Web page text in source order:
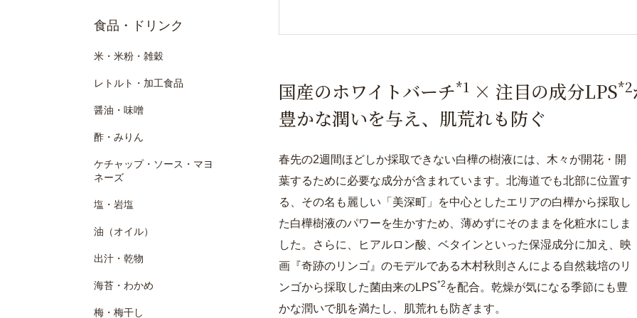
食品・ドリンク
米・米粉・雑穀
レトルト・加工食品
醤油・味噌
酢・みりん
ケチャップ・ソース・マヨ
ネーズ
塩・岩塩
油（オイル）
出汁・乾物
海苔・わかめ
梅・梅干し
国産のホワイトバーチ*1 × 注目の成分LPS*2
豊かな潤いを与え、肌荒れも防ぐ
春先の2週間ほどしか採取できない白樺の樹液には、木々が開花・開
葉するために必要な成分が含まれています。北海道でも北部に位置す
る、その名も麗しい「美深町」を中心としたエリアの白樺から採取し
た白樺樹液のパワーを生かすため、薄めずにそのままを化粧水にしま
した。さらに、ヒアルロン酸、ベタインといった保湿成分に加え、映
画『奇跡のリンゴ』のモデルである木村秋則さんによる自然栽培のリ
ンゴから採取した菌由来のLPS*2 を配合。乾燥が気になる季節にも豊
かな潤いで肌を満たし、肌荒れも防ぎます。